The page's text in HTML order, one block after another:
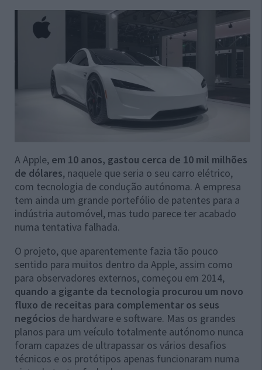
A Apple, em 10 anos, gastou cerca de 10 mil milhões
de dólares, naquele que seria o seu carro elétrico,
com tecnologia de condução autónoma. A empresa
tem ainda um grande portefólio de patentes para a
indústria automóvel, mas tudo parece ter acabado
numa tentativa falhada.
O projeto, que aparentemente fazia tão pouco
sentido para muitos dentro da Apple, assim como
para observadores externos, começou em 2014,
quando a gigante da tecnologia procurou um novo
fluxo de receitas para complementar os seus
negócios de hardware e software. Mas os grandes
planos para um veículo totalmente autónomo nunca
foram capazes de ultrapassar os vários desafios
técnicos e os protótipos apenas funcionaram numa